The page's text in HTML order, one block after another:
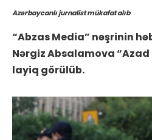
Azərbaycanlı jurnalist mükafat alıb
“Abzas Media” nəşrinin
Nərgiz Absalamova
layiq görülüb.